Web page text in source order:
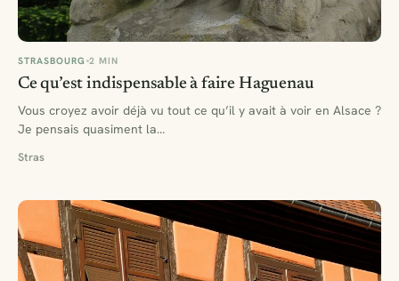
STRASBOURG 2 MIN
Ce qu’est indispensable à faire Haguenau
Vous croyez avoir déjà vu tout ce qu’il y avait à voir en Alsace ?
Je pensais quasiment la…
Stras